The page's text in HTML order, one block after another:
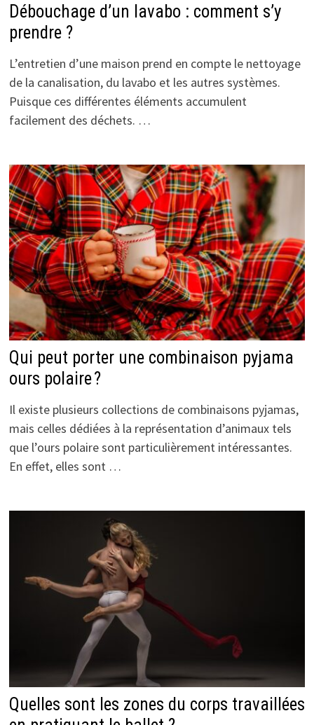
Débouchage d’un lavabo : comment s’y
prendre ?
L’entretien d’une maison prend en compte le nettoyage
de la canalisation, du lavabo et les autres systèmes.
Puisque ces différentes éléments accumulent
facilement des déchets. …
Qui peut porter une combinaison pyjama
ours polaire ?
Il existe plusieurs collections de combinaisons pyjamas,
mais celles dédiées à la représentation d’animaux tels
que l’ours polaire sont particulièrement intéressantes.
En effet, elles sont …
Quelles sont les zones du corps travaillées